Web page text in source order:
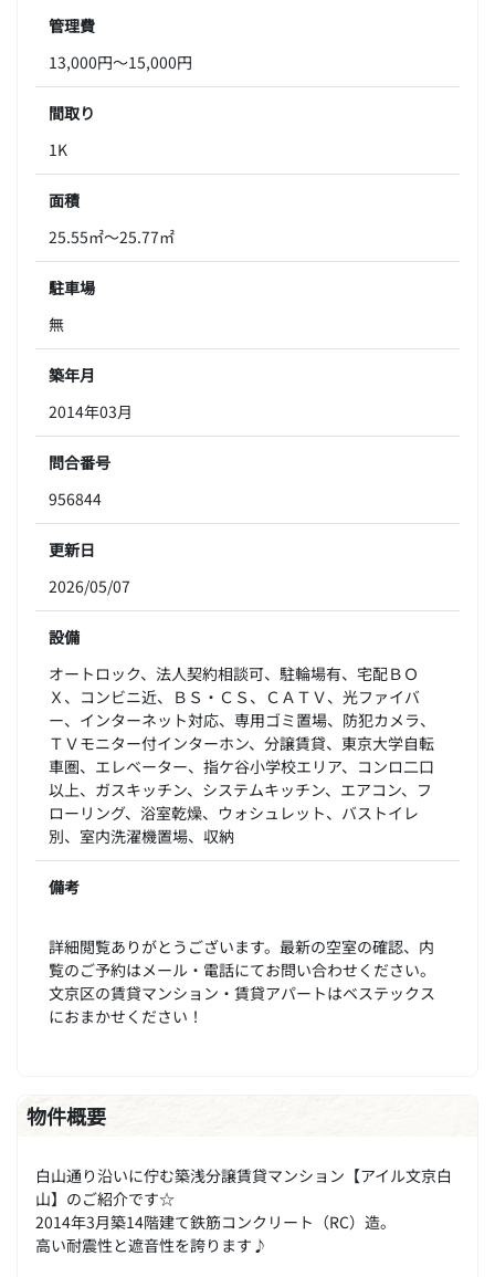
管理費
13,000円～15,000円
間取り
1K
面積
25.55㎡～25.77㎡
駐車場
無
築年月
2014年03月
問合番号
956844
更新日
2026/05/07
設備
オートロック、法人契約相談可、駐輪場有、宅配ＢＯ
Ｘ、コンビニ近、ＢＳ・ＣＳ、ＣＡＴＶ、光ファイバ
ー、インターネット対応、専用ゴミ置場、防犯カメラ、
ＴＶモニター付インターホン、分譲賃貸、東京大学自転
車圏、エレベーター、指ケ谷小学校エリア、コンロ二口
以上、ガスキッチン、システムキッチン、エアコン、フ
ローリング、浴室乾燥、ウォシュレット、バストイレ
別、室内洗濯機置場、収納
備考
詳細閲覧ありがとうございます。最新の空室の確認、内
覧のご予約はメール・電話にてお問い合わせください。
文京区の賃貸マンション・賃貸アパートはベステックス
におまかせください！
物件概要
白山通り沿いに佇む築浅分譲賃貸マンション【アイル文京白
山】のご紹介です☆
2014年3月築14階建て鉄筋コンクリート（RC）造。
高い耐震性と遮音性を誇ります♪